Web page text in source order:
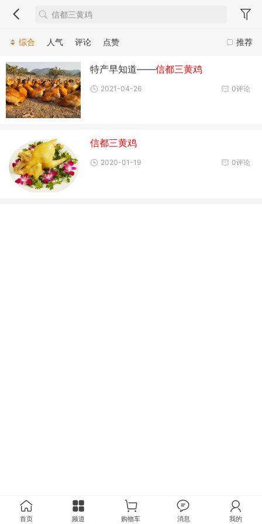
推荐
综合 人气 评论 点赞
特产早知道——信都三黄鸡
0评论
2021-04-26
信都三黄鸡
0评论
2020-01-19
首页 频道 购物车 消息 我的